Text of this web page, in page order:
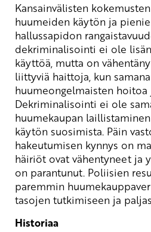
Kansainvälisten
huumeiden käytön ja
hallussapidon
dekriminalisointi ei ole
käyttöä, mutta on
liittyviä haittoja, kun
huumeongelmaisten hoitoa
Dekriminalisointi ei ole
huumekaupan
käytön suosimista. Päin
hakeutumisen kynnys on
häiriöt ovat vähentyneet ja
on parantunut. Poliisien
paremmin
tasojen tutkimiseen ja
Historiaa